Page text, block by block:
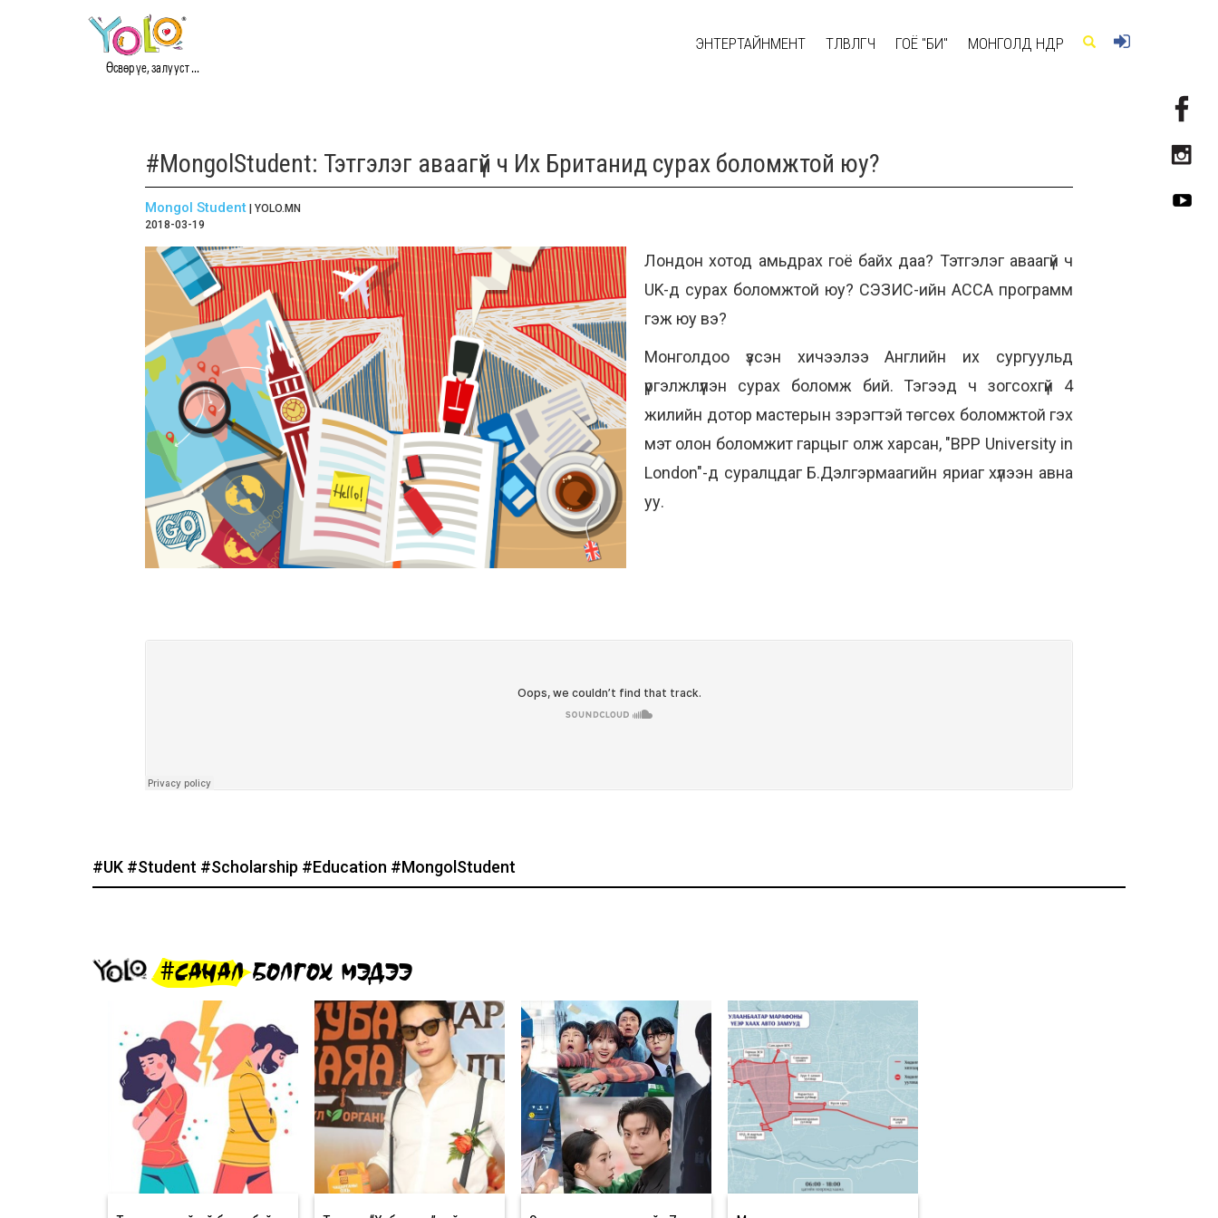
Өсвөр үе, залууст ...
ЭНТЕРТАЙНМЕНТ ТӨЛӨВЛӨГЧ ГОЁ "БИ" МОНГОЛД ӨНӨӨДӨР
#MongolStudent: Тэтгэлэг аваагүй ч Их Британид сурах боломжтой юу?
Mongol Student | YOLO.MN
2018-03-19
Лондон хотод амьдрах гоё байх даа? Тэтгэлэг аваагүй ч
UK-д сурах боломжтой юу? СЭЗИС-ийн ACCA программ
гэж юу вэ?
Монголдоо үзсэн хичээлээ Английн их сургуульд
үргэлжлүүлэн сурах боломж бий. Тэгээд ч зогсохгүй 4
жилийн дотор мастерын зэрэгтэй төгсөх боломжтой гэх
мэт олон боломжит гарцыг олж харсан, "BPP University in
London"-д суралцдаг Б.Дэлгэрмаагийн яриаг хүлээн авна
уу.
#UK #Student #Scholarship #Education #MongolStudent
#САНАЛ БОЛГОХ МЭДЭЭ